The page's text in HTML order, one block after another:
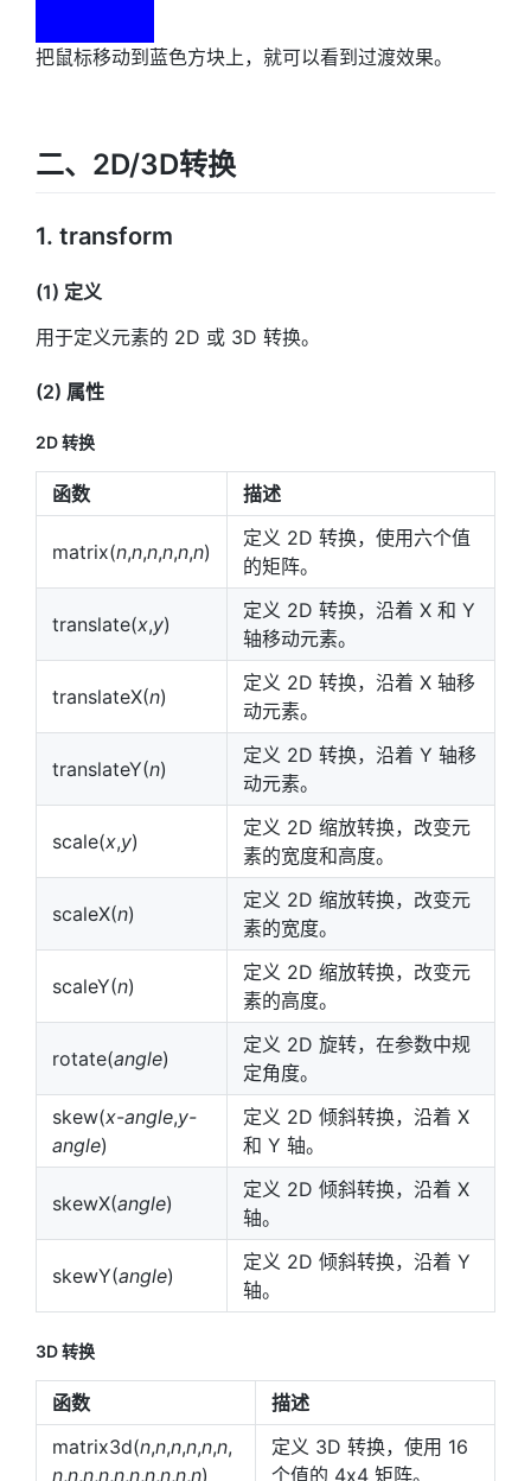
把鼠标移动到蓝色方块上，就可以看到过渡效果。
二、2D/3D转换
1. transform
(1) 定义
用于定义元素的 2D 或 3D 转换。
(2) 属性
2D 转换
函数 描述
matrix(n,n,n,n,n,n)
定义 2D 转换，使用六个值
的矩阵。
translate(x,y)
定义 2D 转换，沿着 X 和 Y
轴移动元素。
translateX(n)
定义 2D 转换，沿着 X 轴移
动元素。
translateY(n)
定义 2D 转换，沿着 Y 轴移
动元素。
scale(x,y)
定义 2D 缩放转换，改变元
素的宽度和高度。
scaleX(n)
定义 2D 缩放转换，改变元
素的宽度。
scaleY(n)
定义 2D 缩放转换，改变元
素的高度。
rotate(angle)
定义 2D 旋转，在参数中规
定角度。
skew(x-angle,y-
angle)
定义 2D 倾斜转换，沿着 X
和 Y 轴。
skewX(angle)
定义 2D 倾斜转换，沿着 X
轴。
skewY(angle)
定义 2D 倾斜转换，沿着 Y
轴。
3D 转换
函数
描述
matrix3d(n,n,n,n,n,n,
n,n,n,n,n,n,n,n,n,n)
定义 3D 转换，使用 16
个值的 4x4 矩阵。